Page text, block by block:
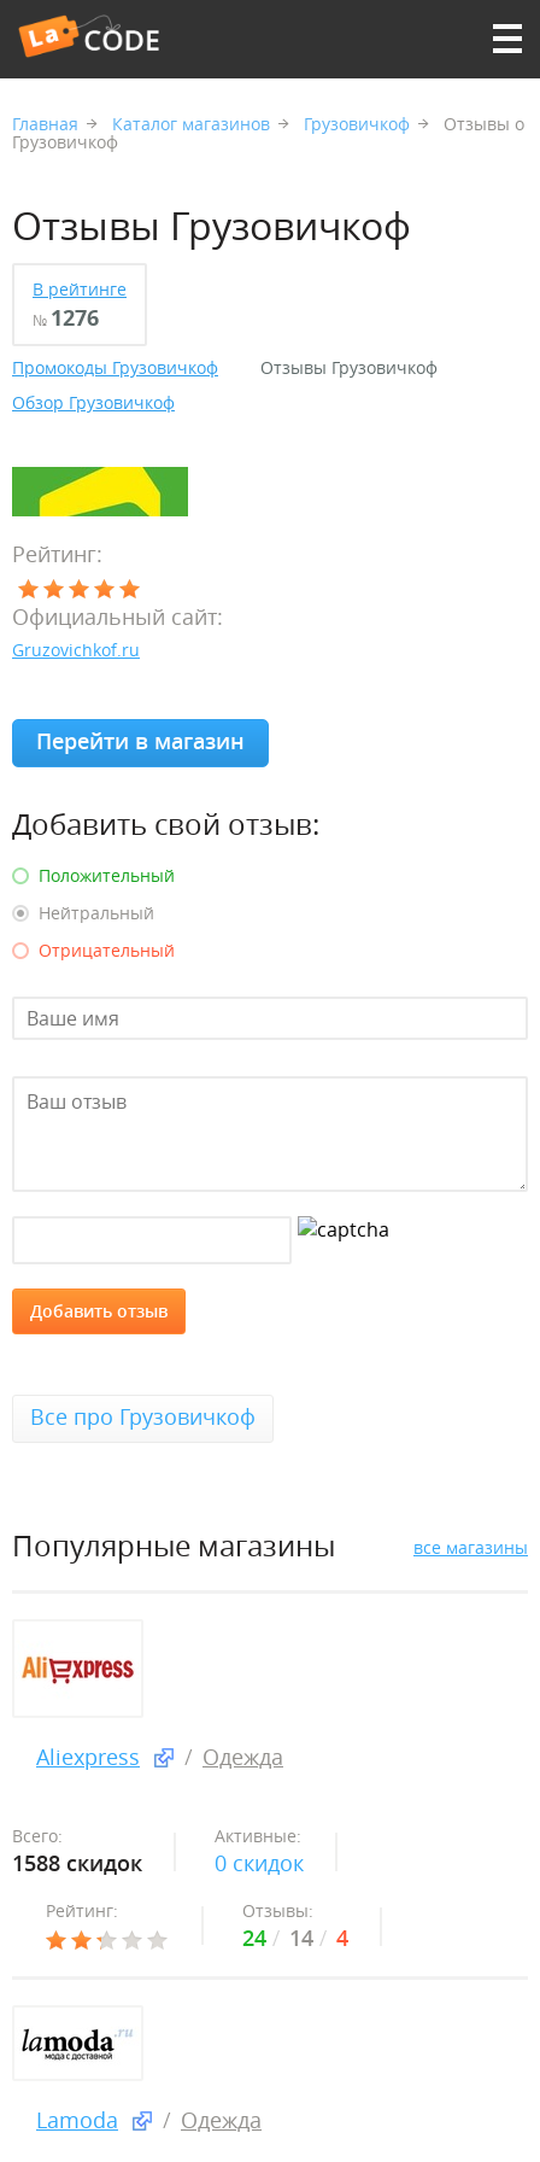
Главная Каталог магазинов Грузовичкоф Отзывы о
Грузовичкоф
Отзывы Грузовичкоф
В рейтинге
№ 1276
Промокоды Грузовичкоф
Отзывы Грузовичкоф
Обзор Грузовичкоф
Рейтинг:
Официальный сайт:
Gruzovichkof.ru
Перейти в магазин
Добавить свой отзыв:
Положительный
Нейтральный
Отрицательный
Все про Грузовичкоф
Популярные магазины все магазины
Aliexpress Одежда
Всего:
1588 скидок
Активные:
0 скидок
Рейтинг: Отзывы:
24 14 4
Lamoda Одежда